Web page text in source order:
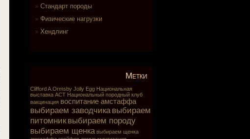
Стандарт породы
Физические нагрузки
Хендлинг
Метки
Clifford A.Ormsby Jolly Egg Национальная
выставка АСТ Национальный породный клуб
вакцинация воспитание амстаффа
выбираем заводчика выбираем
питомник выбираем породу
выбираем щенка выбираем щенка